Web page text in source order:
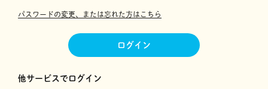
パスワードの変更、または忘れた方はこちら
ログイン
他サービスでログイン